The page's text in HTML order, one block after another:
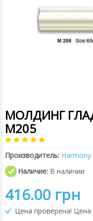
МОЛДИНГ
M205
Производитель: Harmony
Наличие: В наличии
416.00 грн
Цена проверена! Цена